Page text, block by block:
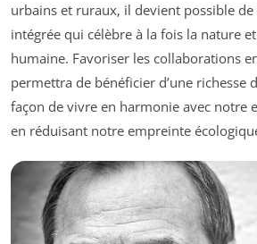
urbains et ruraux, il devient possible
intégrée qui célèbre à la fois la nature
humaine. Favoriser les collaborations
permettra de bénéficier d’une richesse
façon de vivre en harmonie avec notre
en réduisant notre empreinte